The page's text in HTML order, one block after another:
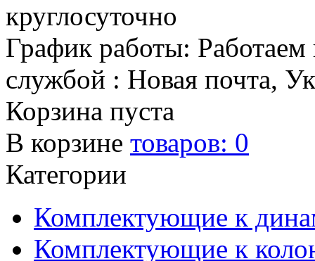
круглосуточно
График работы: Работаем
службой : Новая почта,
Корзина пуста
В корзине товаров: 0
Категории
Комплектующие к
Комплектующие к